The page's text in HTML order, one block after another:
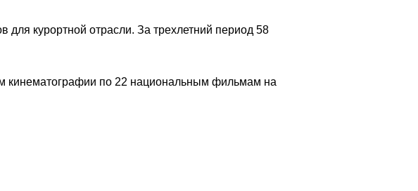
курортной отрасли. За трехлетний период 58
кинематографии по 22 национальным фильмам на